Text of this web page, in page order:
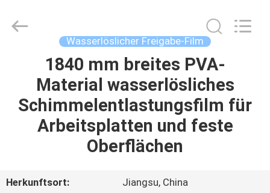
HAUSE
PRODUKTE
UNS
Materials
Wasserlöslicher Freigabe-Film
1840 mm breites PVA-
Material wasserlösliches
Schimmelentlastungsfilm für
Arbeitsplatten und feste
Oberflächen
Herkunftsort:
Jiangsu, China